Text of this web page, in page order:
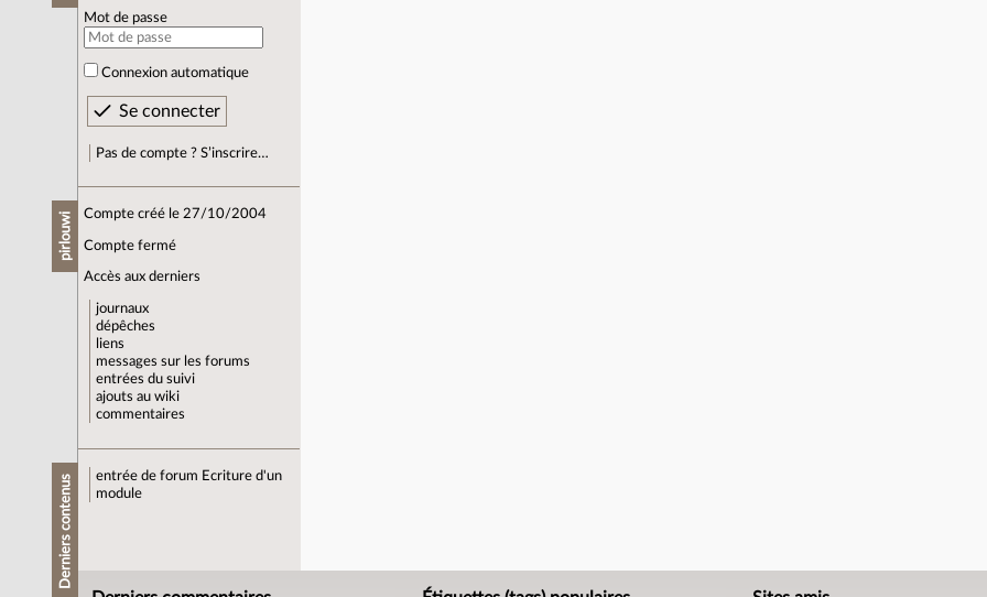
Mot de passe
Connexion automatique
Pas de compte ? S’inscrire…
pirlouwi Compte créé le 27/10/2004
Compte fermé
Accès aux derniers
journaux
dépêches
liens
messages sur les forums
entrées du suivi
ajouts au wiki
commentaires
Derniers contenus entrée de forum Ecriture d'un
module